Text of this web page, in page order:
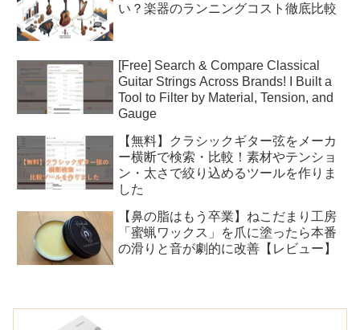
い？楽器のランニングコスト徹底比較
[Free] Search & Compare Classical
Guitar Strings Across Brands! I Built a
Tool to Filter by Material, Tension, and
Gauge
【無料】クラシックギター弦をメーカ
ー横断で検索・比較！素材やテンショ
ン・太さで絞り込めるツールを作りま
した
【鼻の脂はもう卒業】ねこだまり工房
「蜜蝋ワックス」を爪に塗ったら本番
の滑りと音が劇的に改善【レビュー】